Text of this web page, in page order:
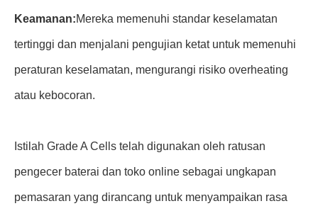
Keamanan:Mereka memenuhi standar keselamatan
tertinggi dan menjalani pengujian ketat untuk memenuhi
peraturan keselamatan, mengurangi risiko overheating
atau kebocoran.
Istilah Grade A Cells telah digunakan oleh ratusan
pengecer baterai dan toko online sebagai ungkapan
pemasaran yang dirancang untuk menyampaikan rasa